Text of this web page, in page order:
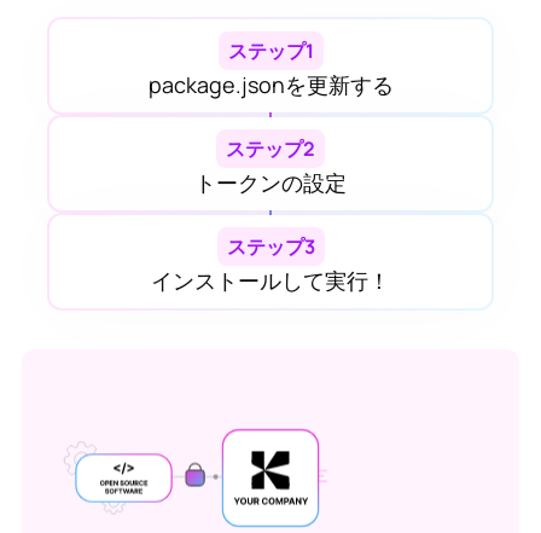
ステップ1
package.jsonを更新する
ステップ2
トークンの設定
ステップ3
インストールして実行！